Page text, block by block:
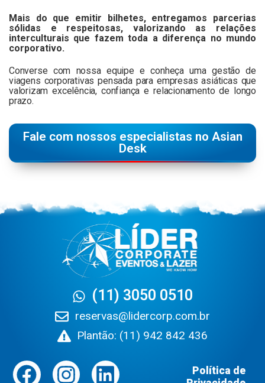
Mais do que emitir bilhetes, entregamos parcerias
sólidas e respeitosas, valorizando as relações
interculturais que fazem toda a diferença no mundo
corporativo.
Converse com nossa equipe e conheça uma gestão de
viagens corporativas pensada para empresas asiáticas que
valorizam excelência, confiança e relacionamento de longo
prazo.
Fale com nossos especialistas no Asian
Desk
(11) 3050 0510
reservas@lidercorp.com.br
Plantão: (11) 942 842 436
Política de